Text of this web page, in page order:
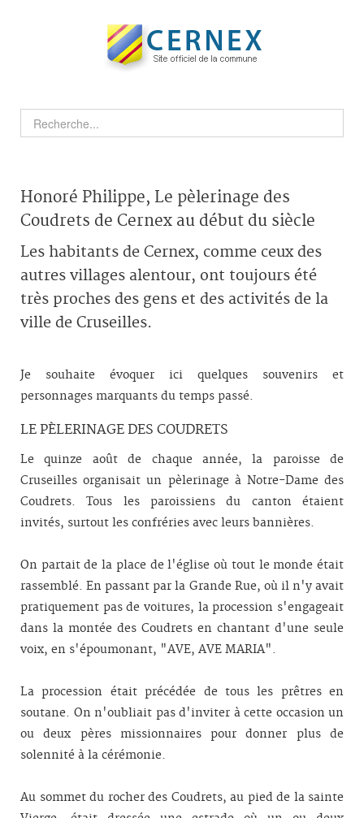
Honoré Philippe, Le pèlerinage des
Coudrets de Cernex au début du siècle
Les habitants de Cernex, comme ceux des
autres villages alentour, ont toujours été
très proches des gens et des activités de la
ville de Cruseilles.
Je souhaite évoquer ici quelques souvenirs et
personnages marquants du temps passé.
LE PÈLERINAGE DES COUDRETS
Le quinze août de chaque année, la paroisse de
Cruseilles organisait un pèlerinage à Notre-Dame des
Coudrets. Tous les paroissiens du canton étaient
invités, surtout les confréries avec leurs bannières.
On partait de la place de l'église où tout le monde était
rassemblé. En passant par la Grande Rue, où il n'y avait
pratiquement pas de voitures, la procession s'engageait
dans la montée des Coudrets en chantant d'une seule
voix, en s'époumonant, "AVE, AVE MARIA".
La procession était précédée de tous les prêtres en
soutane. On n'oubliait pas d'inviter à cette occasion un
ou deux pères missionnaires pour donner plus de
solennité à la cérémonie.
Au sommet du rocher des Coudrets, au pied de la sainte